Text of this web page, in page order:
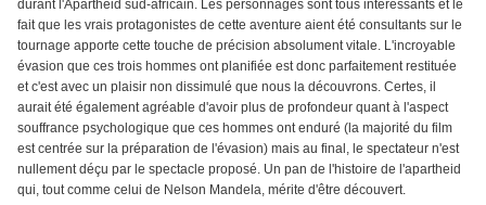
durant l'Apartheid sud-africain. Les personnages sont tous intéressants et le
fait que les vrais protagonistes de cette aventure aient été consultants sur le
tournage apporte cette touche de précision absolument vitale. L'incroyable
évasion que ces trois hommes ont planifiée est donc parfaitement restituée
et c'est avec un plaisir non dissimulé que nous la découvrons. Certes, il
aurait été également agréable d'avoir plus de profondeur quant à l'aspect
souffrance psychologique que ces hommes ont enduré (la majorité du film
est centrée sur la préparation de l'évasion) mais au final, le spectateur n'est
nullement déçu par le spectacle proposé. Un pan de l'histoire de l'apartheid
qui, tout comme celui de Nelson Mandela, mérite d'être découvert.